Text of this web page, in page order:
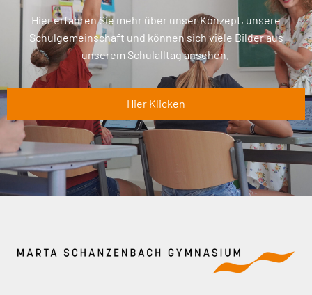
Hier erfahren Sie mehr über unser Konzept, unsere
Schulgemeinschaft und können sich viele Bilder aus
unserem Schulalltag ansehen.
Hier Klicken